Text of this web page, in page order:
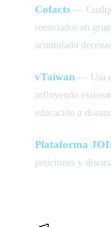
Cofacts —
reenviados en
acumulado
vTaiwan — Usa
influyendo
educación a
Plataforma
peticiones y